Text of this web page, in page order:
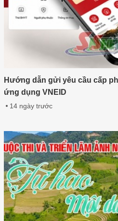
Hướng dẫn gửi yêu cầu cấp
ứng dụng VNEID
14 ngày trước